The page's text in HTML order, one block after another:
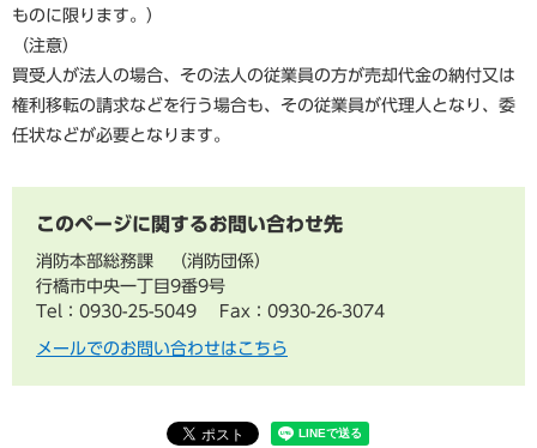
ものに限ります。）
（注意）
買受人が法人の場合、その法人の従業員の方が売却代金の納付又は
権利移転の請求などを行う場合も、その従業員が代理人となり、委
任状などが必要となります。
このページに関するお問い合わせ先
消防本部総務課
消防団係
行橋市中央一丁目9番9号
Tel：0930-25-5049
Fax：0930-26-3074
メールでのお問い合わせはこちら